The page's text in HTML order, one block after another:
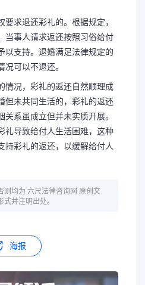
求退还彩礼的。根据规定，
当事人请求返还按照习俗给付
以支持。退婚满足法律规定的
可以不退还。
情况，彩礼的返还自然顺理成
但未共同生活的，彩礼的返还
系虽成立但并未实质开展。
礼导致给付人生活困难，这种
持彩礼的返还，以缓解给付人
则均为 六尺法律咨询网 原创文
并注明出处。
海报